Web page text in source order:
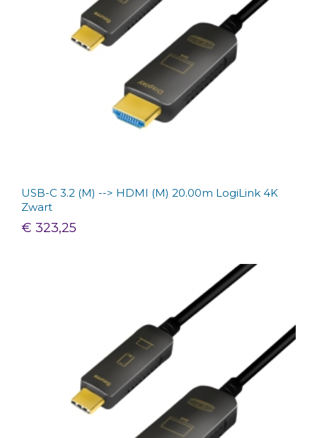
USB-C 3.2 (M) --> HDMI (M) 20.00m LogiLink 4K
Zwart
€ 323,25